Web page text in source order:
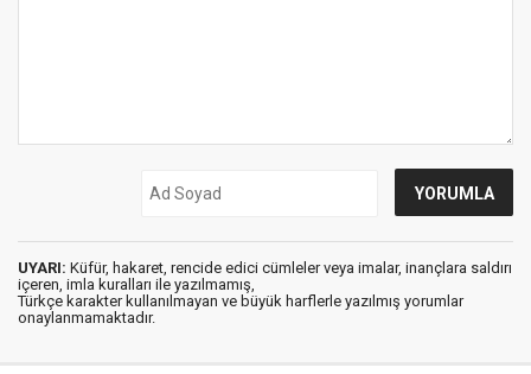
UYARI: Küfür, hakaret, rencide edici cümleler veya imalar, inançlara saldırı
içeren, imla kuralları ile yazılmamış,
Türkçe karakter kullanılmayan ve büyük harflerle yazılmış yorumlar
onaylanmamaktadır.